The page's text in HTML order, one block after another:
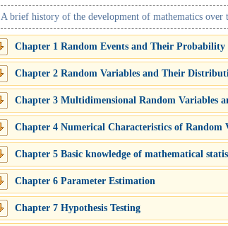
A brief history of the development of mathematics over
Chapter 1 Random Events and Their Probability
Chapter 2 Random Variables and Their
Chapter 3 Multidimensional Random Variables
Chapter 4 Numerical Characteristics of Random
Chapter 5 Basic knowledge of mathematical
Chapter 6 Parameter Estimation
Chapter 7 Hypothesis Testing